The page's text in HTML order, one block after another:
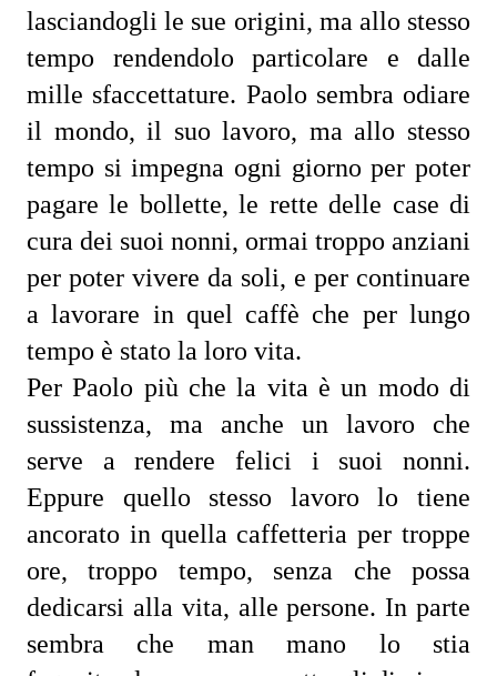
lasciandogli le sue origini, ma allo stesso
tempo rendendolo particolare e dalle
mille sfaccettature. Paolo sembra odiare
il mondo, il suo lavoro, ma allo stesso
tempo si impegna ogni giorno per poter
pagare le bollette, le rette delle case di
cura dei suoi nonni, ormai troppo anziani
per poter vivere da soli, e per continuare
a lavorare in quel caffè che per lungo
tempo è stato la loro vita.
Per Paolo più che la vita è un modo di
sussistenza, ma anche un lavoro che
serve a rendere felici i suoi nonni.
Eppure quello stesso lavoro lo tiene
ancorato in quella caffetteria per troppe
ore, troppo tempo, senza che possa
dedicarsi alla vita, alle persone. In parte
sembra che man mano lo stia